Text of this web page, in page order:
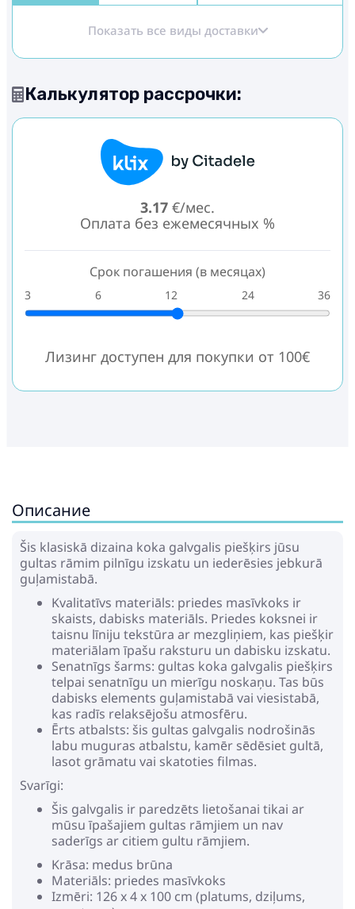
Показать все виды доставки
Калькулятор рассрочки:
3.17 €/мес.
Оплата без ежемесячных %
Срок погашения (в месяцах)
3 6 12 24 36
Лизинг доступен для покупки от 100€
Описание
Šis klasiskā dizaina koka galvgalis piešķirs jūsu
gultas rāmim pilnīgu izskatu un iederēsies jebkurā
guļamistabā.
Kvalitatīvs materiāls: priedes masīvkoks ir
skaists, dabisks materiāls. Priedes koksnei ir
taisnu līniju tekstūra ar mezgliņiem, kas piešķir
materiālam īpašu raksturu un dabisku izskatu.
Senatnīgs šarms: gultas koka galvgalis piešķirs
telpai senatnīgu un mierīgu noskaņu. Tas būs
dabisks elements guļamistabā vai viesistabā,
kas radīs relaksējošu atmosfēru.
Ērts atbalsts: šis gultas galvgalis nodrošinās
labu muguras atbalstu, kamēr sēdēsiet gultā,
lasot grāmatu vai skatoties filmas.
Svarīgi:
Šis galvgalis ir paredzēts lietošanai tikai ar
mūsu īpašajiem gultas rāmjiem un nav
saderīgs ar citiem gultu rāmjiem.
Krāsa: medus brūna
Materiāls: priedes masīvkoks
Izmēri: 126 x 4 x 100 cm (platums, dziļums,